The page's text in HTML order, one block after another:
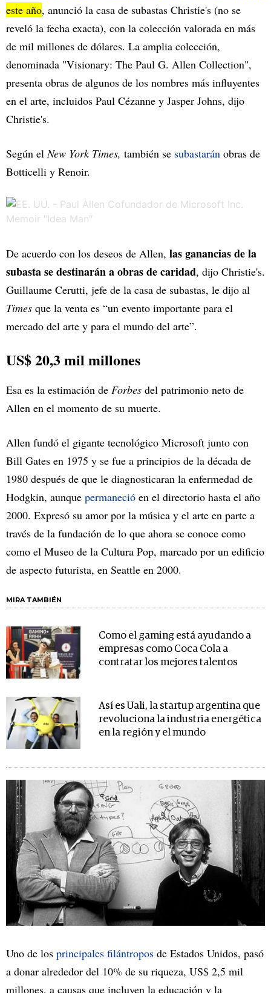
este año, anunció la casa de subastas Christie's (no se
reveló la fecha exacta), con la colección valorada en más
de mil millones de dólares. La amplia colección,
denominada "Visionary: The Paul G. Allen Collection",
presenta obras de algunos de los nombres más influyentes
en el arte, incluidos Paul Cézanne y Jasper Johns, dijo
Christie's.
Según elNew York Times, también se subastarán obras de
Botticelli y Renoir.
De acuerdo con los deseos de Allen, las ganancias de la
subasta se destinarán a obras de caridad, dijo Christie's.
Guillaume Cerutti, jefe de la casa de subastas, le dijo al
Times que la venta es “un evento importante para el
mercado del arte y para el mundo del arte”.
US$ 20,3 mil millones
Esa es la estimación de Forbes del patrimonio neto de
Allen en el momento de su muerte.
Allen fundó el gigante tecnológico Microsoft junto con
Bill Gates en 1975 y se fue a principios de la década de
1980 después de que le diagnosticaran la enfermedad de
Hodgkin, aunque permaneció en el directorio hasta el año
2000. Expresó su amor por la música y el arte en parte a
través de la fundación de lo que ahora se conoce como
como el Museo de la Cultura Pop, marcado por un edificio
de aspecto futurista, en Seattle en 2000.
MIRA TAMBIÉN
Como el gaming está ayudando a
empresas como Coca Cola a
contratar los mejores talentos
Así es Uali, la startup argentina que
revoluciona la industria energética
en la región y el mundo
Uno de los principales filántropos de Estados Unidos, pasó
a donar alrededor del 10% de su riqueza, US$ 2,5 mil
millones, a causas que incluyen la educación y la